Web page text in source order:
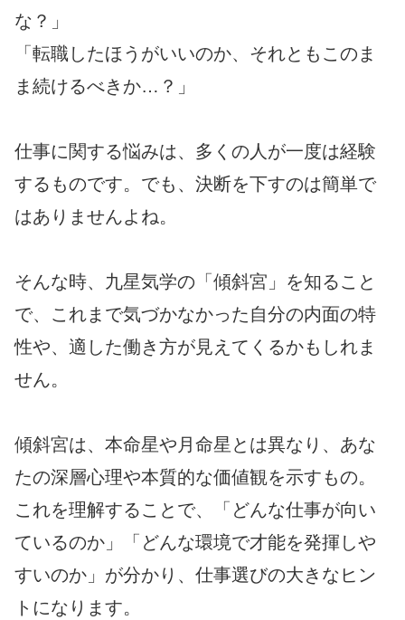
な？」
「転職したほうがいいのか、それともこのま
ま続けるべきか…？」
仕事に関する悩みは、多くの人が一度は経験
するものです。でも、決断を下すのは簡単で
はありませんよね。
そんな時、九星気学の「傾斜宮」を知ること
で、これまで気づかなかった自分の内面の特
性や、適した働き方が見えてくるかもしれま
せん。
傾斜宮は、本命星や月命星とは異なり、あな
たの深層心理や本質的な価値観を示すもの。
これを理解することで、「どんな仕事が向い
ているのか」「どんな環境で才能を発揮しや
すいのか」が分かり、仕事選びの大きなヒン
トになります。